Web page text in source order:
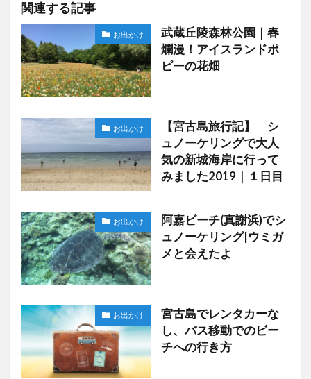
関連する記事
お出かけ
武蔵丘陵森林公園｜春
爛漫！アイスランドポ
ピーの花畑
お出かけ
【宮古島旅行記】 シ
ュノーケリングで大人
気の新城海岸に行って
みました2019｜１日目
お出かけ
阿嘉ビーチ(真謝浜)でシ
ュノーケリング|ウミガ
メと会えたよ
お出かけ
宮古島でレンタカーな
し、バス移動でのビー
チへの行き方